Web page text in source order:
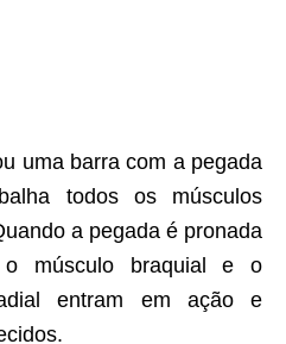
uma barra com a pegada
todos os músculos
a pegada é pronada
músculo braquial e o
entram em ação e